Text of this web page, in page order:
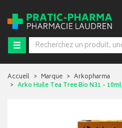
Accueil Marque
Arkopharma
Arko Huile Tea Tree Bio N31 - 10ml